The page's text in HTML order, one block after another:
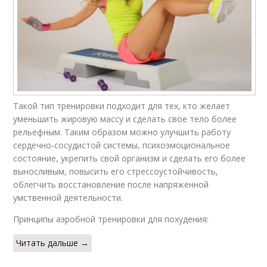
Такой тип тренировки подходит для тех, кто желает
уменьшить жировую массу и сделать свое тело более
рельефным. Таким образом можно улучшить работу
сердечно-сосудистой системы, психоэмоциональное
состояние, укрепить свой организм и сделать его более
выносливым, повысить его стрессоустойчивость,
облегчить восстановление после напряженной
умственной деятельности.
Принципы аэробной тренировки для похудения:
Читать дальше →